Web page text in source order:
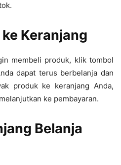
Keranjang
membeli produk, klik tombol
dapat terus berbelanja dan
produk ke keranjang Anda,
ke pembayaran.
Belanja